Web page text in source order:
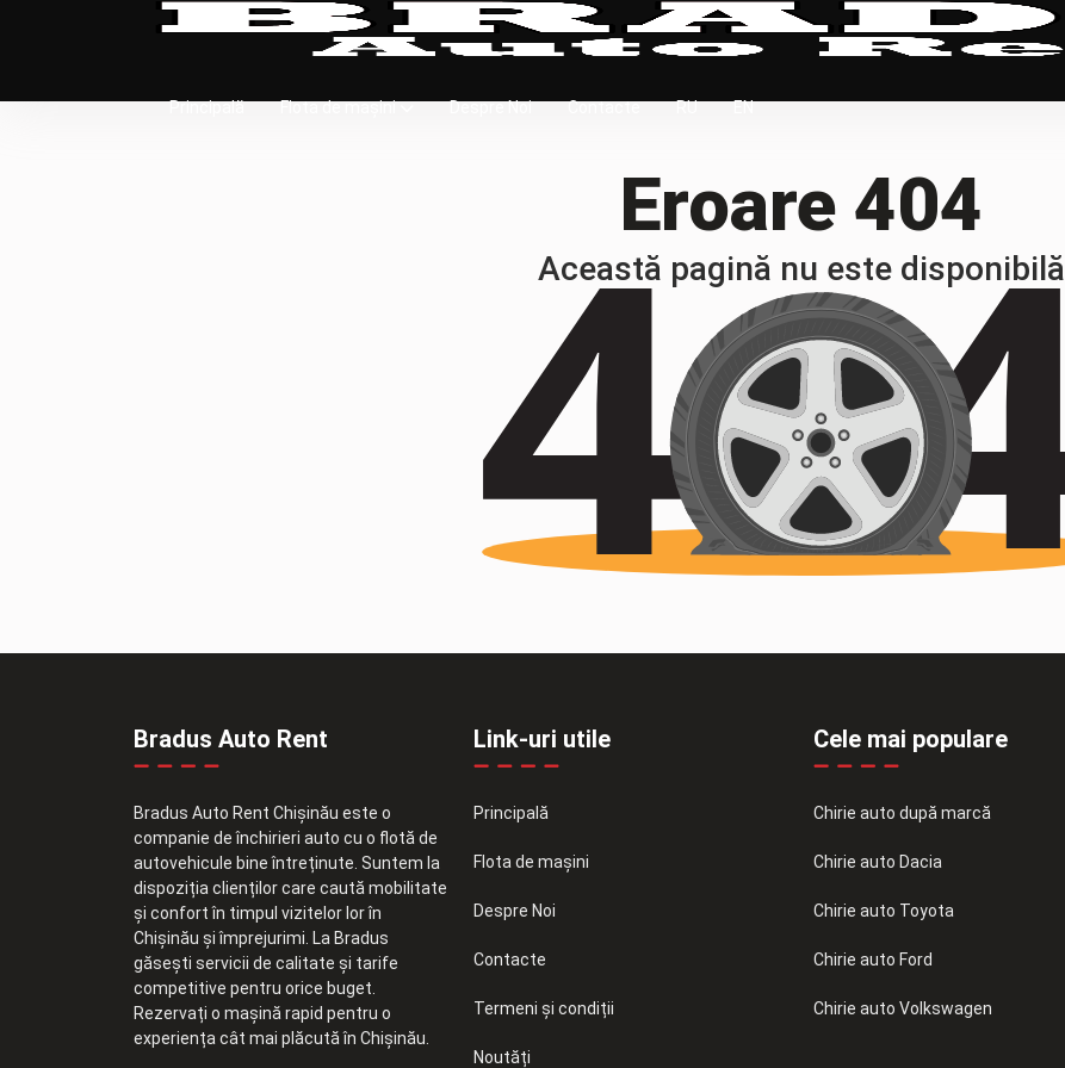
Principală Flota de mașini Despre Noi Contacte RU EN
Eroare 404
Această pagină nu este disponibilă
Bradus Auto Rent
Bradus Auto Rent Chișinău este o
companie de închirieri auto cu o flotă de
autovehicule bine întreținute. Suntem la
dispoziția clienților care caută mobilitate
și confort în timpul vizitelor lor în
Chișinău și împrejurimi. La Bradus
găsești servicii de calitate și tarife
competitive pentru orice buget.
Rezervați o mașină rapid pentru o
experiența cât mai plăcută în Chișinău.
Link-uri utile
Principală
Flota de mașini
Despre Noi
Contacte
Termeni și condiții
Noutăți
Cele mai populare
Chirie auto după marcă
Chirie auto Dacia
Chirie auto Toyota
Chirie auto Ford
Chirie auto Volkswagen